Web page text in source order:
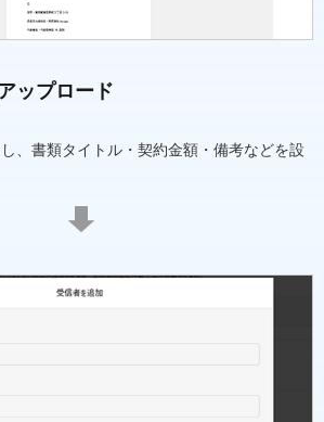
ップロード
、書類タイトル・契約金額・備考などを設